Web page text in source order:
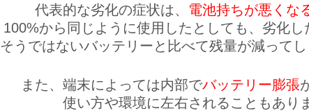
代表的な劣化の症状は、 電池持ちが悪くな
100%から同じように使用したとしても、劣化し
そうではないバッテリーと比べて残量が減ってし
また、端末によっては内部でバッテリー膨張
使い方や環境に左右されることもあり